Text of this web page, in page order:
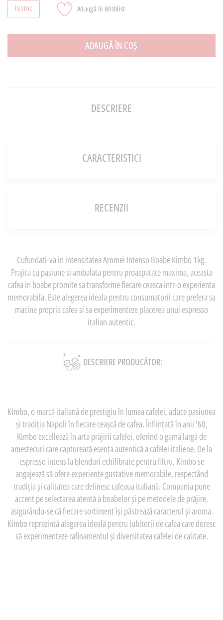
ÎN STOC Adaugă în Wishlist
ADAUGĂ ÎN COȘ
DESCRIERE
CARACTERISTICI
RECENZII
Cufundati-va in intensitatea Aromei Intenso Boabe Kimbo 1kg.
Prajita cu pasiune si ambalata pentru proaspatate maxima, aceasta
cafea in boabe promite sa transforme fiecare ceasca intr-o experienta
memorabila. Este alegerea ideala pentru consumatorii care prefera sa
macine propria cafea si sa experimenteze placerea unui espresso
italian autentic.
DESCRIERE PRODUCĂTOR:
Kimbo, o marcă italiană de prestigiu în lumea cafelei, aduce pasiunea
și tradiția Napoli în fiecare ceașcă de cafea. Înființată în anii '60,
Kimbo excellează în arta prăjirii cafelei, oferind o gamă largă de
amestecuri care capturează esența autentică a cafelei italiene. De la
espresso intens la blenduri echilibrate pentru filtru, Kimbo se
angajează să ofere experiențe gustative memorabile, respectând
tradiția și calitatea care definesc cafeaua italiană. Compania pune
accent pe selectarea atentă a boabelor și pe metodele de prăjire,
asigurându-se că fiecare sortiment își păstrează caracterul și aroma.
Kimbo reprezintă alegerea ideală pentru iubitorii de cafea care doresc
să experimenteze rafinamentul și diversitatea cafelei de calitate.